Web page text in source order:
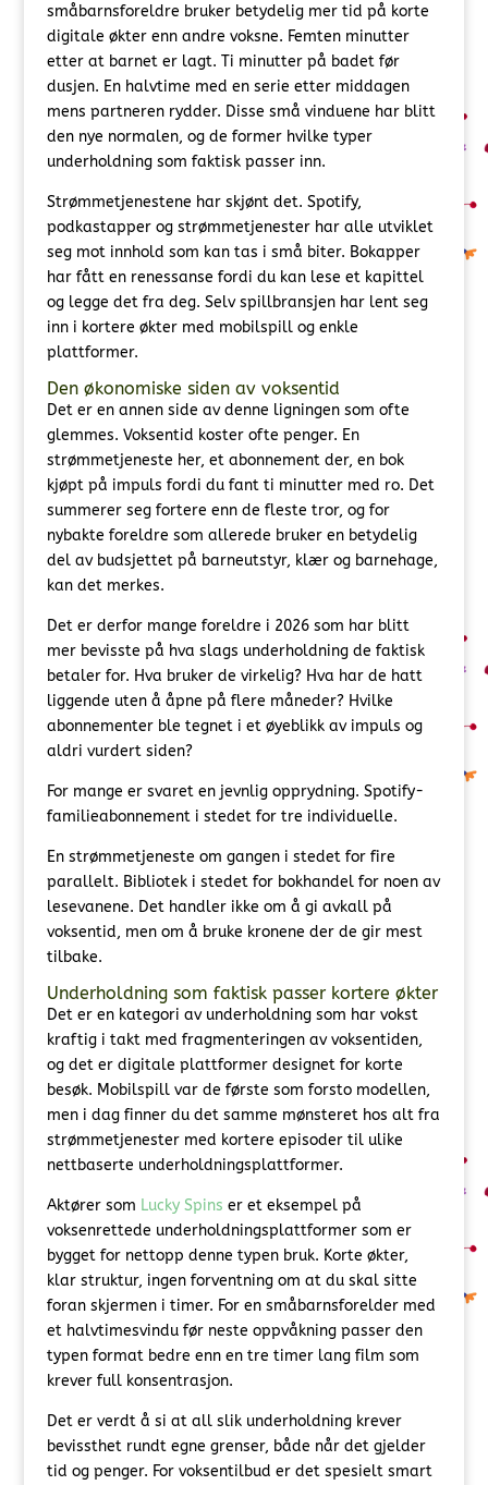
småbarnsforeldre bruker betydelig mer tid på korte
digitale økter enn andre voksne. Femten minutter
etter at barnet er lagt. Ti minutter på badet før
dusjen. En halvtime med en serie etter middagen
mens partneren rydder. Disse små vinduene har blitt
den nye normalen, og de former hvilke typer
underholdning som faktisk passer inn.
Strømmetjenestene har skjønt det. Spotify,
podkastapper og strømmetjenester har alle utviklet
seg mot innhold som kan tas i små biter. Bokapper
har fått en renessanse fordi du kan lese et kapittel
og legge det fra deg. Selv spillbransjen har lent seg
inn i kortere økter med mobilspill og enkle
plattformer.
Den økonomiske siden av voksentid
Det er en annen side av denne ligningen som ofte
glemmes. Voksentid koster ofte penger. En
strømmetjeneste her, et abonnement der, en bok
kjøpt på impuls fordi du fant ti minutter med ro. Det
summerer seg fortere enn de fleste tror, og for
nybakte foreldre som allerede bruker en betydelig
del av budsjettet på barneutstyr, klær og barnehage,
kan det merkes.
Det er derfor mange foreldre i 2026 som har blitt
mer bevisste på hva slags underholdning de faktisk
betaler for. Hva bruker de virkelig? Hva har de hatt
liggende uten å åpne på flere måneder? Hvilke
abonnementer ble tegnet i et øyeblikk av impuls og
aldri vurdert siden?
For mange er svaret en jevnlig opprydning. Spotify-
familieabonnement i stedet for tre individuelle.
En strømmetjeneste om gangen i stedet for fire
parallelt. Bibliotek i stedet for bokhandel for noen av
lesevanene. Det handler ikke om å gi avkall på
voksentid, men om å bruke kronene der de gir mest
tilbake.
Underholdning som faktisk passer kortere økter
Det er en kategori av underholdning som har vokst
kraftig i takt med fragmenteringen av voksentiden,
og det er digitale plattformer designet for korte
besøk. Mobilspill var de første som forsto modellen,
men i dag finner du det samme mønsteret hos alt fra
strømmetjenester med kortere episoder til ulike
nettbaserte underholdningsplattformer.
Aktører som Lucky Spins er et eksempel på
voksenrettede underholdningsplattformer som er
bygget for nettopp denne typen bruk. Korte økter,
klar struktur, ingen forventning om at du skal sitte
foran skjermen i timer. For en småbarnsforelder med
et halvtimesvindu før neste oppvåkning passer den
typen format bedre enn en tre timer lang film som
krever full konsentrasjon.
Det er verdt å si at all slik underholdning krever
bevissthet rundt egne grenser, både når det gjelder
tid og penger. For voksentilbud er det spesielt smart